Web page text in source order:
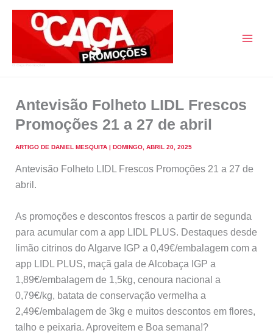
Antevisão Folheto LIDL Frescos
Promoções 21 a 27 de abril
ARTIGO DE DANIEL MESQUITA | DOMINGO, ABRIL 20, 2025
Antevisão Folheto LIDL Frescos Promoções 21 a 27 de
abril.
As promoções e descontos frescos a partir de segunda
para acumular com a app LIDL PLUS. Destaques desde
limão citrinos do Algarve IGP a 0,49€/embalagem com a
app LIDL PLUS, maçã gala de Alcobaça IGP a
1,89€/embalagem de 1,5kg, cenoura nacional a
0,79€/kg, batata de conservação vermelha a
2,49€/embalagem de 3kg e muitos descontos em flores,
talho e peixaria. Aproveitem e Boa semana!?